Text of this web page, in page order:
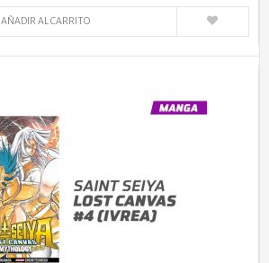
AÑADIR AL CARRITO